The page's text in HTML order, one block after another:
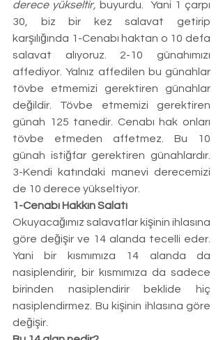
derece yükseltir, buyurdu.  Yani 1 çarpı
30, biz bir kez salavat getirip
karşılığında 1-Cenabı haktan o 10 defa
salavat alıyoruz. 2-10 günahımızı
affediyor. Yalnız affedilen bu günahlar
tövbe etmemizi gerektiren günahlar
değildir. Tövbe etmemizi gerektiren
günah 125 tanedir. Cenabı hak onları
tövbe etmeden affetmez. Bu 10
günah istiğfar gerektiren günahlardır.
3-Kendi katındaki manevi derecemizi
de 10 derece yükseltiyor.
1-Cenabı Hakkın Salatı
Okuyacağımız salavatlar kişinin ihlasına
göre değişir ve 14 alanda tecelli eder.
Yani bir kısmımıza 14 alanda da
nasiplendirir, bir kısmımıza da sadece
birinden nasiplendirir beklide hiç
nasiplendirmez. Bu kişinin ihlasına göre
değişir.